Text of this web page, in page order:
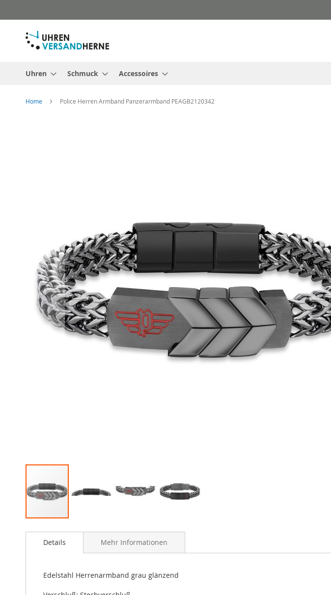
zum
Inhalt
Uhren
Schmuck Accessoires
Home Police Herren Armband Panzerarmband PEAGB2120342
Anfang
Details
Edelstahl Herrenarmband grau glänzend
Mehr Informationen